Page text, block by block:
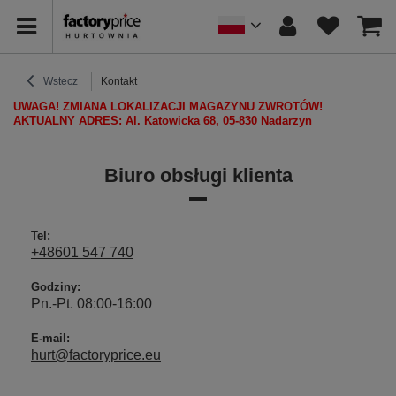
Wstecz Kontakt
UWAGA! ZMIANA LOKALIZACJI MAGAZYNU ZWROTÓW!
AKTUALNY ADRES: Al. Katowicka 68, 05-830 Nadarzyn
Biuro obsługi klienta
Tel:
+48601 547 740
Godziny:
Pn.-Pt. 08:00-16:00
E-mail:
hurt@factoryprice.eu